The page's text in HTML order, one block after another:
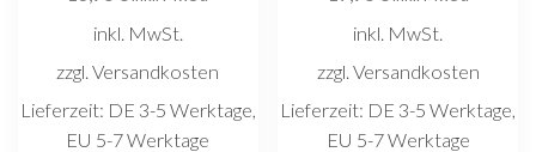
inkl. MwSt.
zzgl. Versandkosten
Lieferzeit: DE 3-5 Werktage,
EU 5-7 Werktage
inkl. MwSt.
zzgl. Versandkosten
Lieferzeit: DE 3-5 Werktage,
EU 5-7 Werktage